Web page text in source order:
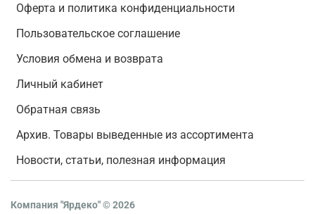
Оферта и политика конфиденциальности
Пользовательское соглашение
Условия обмена и возврата
Личный кабинет
Обратная связь
Архив. Товары выведенные из ассортимента
Новости, статьи, полезная информация
Компания "Ярдеко"©2026